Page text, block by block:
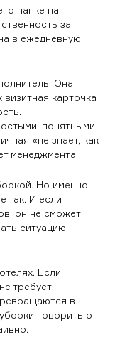
папке на
за
в ежедневную
Она
карточка
понятными
«не знает, как
менеджмента.
Но именно
так. И если
он не сможет
ситуацию,
Если
требует
в
говорить о